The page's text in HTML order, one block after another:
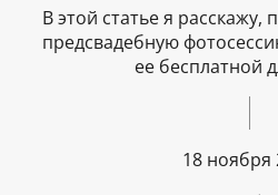
В этой статье я
предсвадебную
ее бесплатной
18 ноября